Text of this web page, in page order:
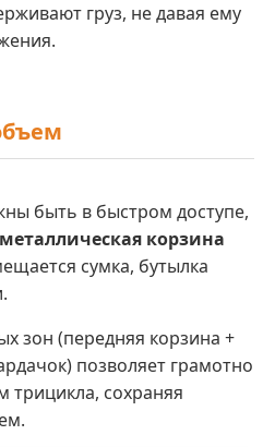
груз, не давая ему
быть в быстром доступе,
металлическая корзина
сумка, бутылка
зон (передняя корзина +
позволяет грамотно
трицикла, сохраняя